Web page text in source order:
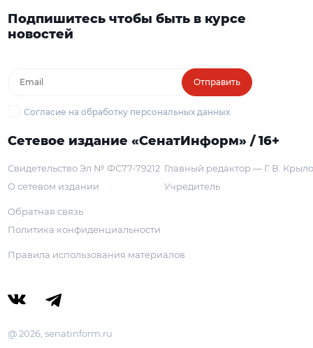
Подпишитесь чтобы быть в курсе
новостей
Отправить
Согласие на обработку персональных данных
Сетевое издание «СенатИнформ» / 16+
Свидетельство Эл № ФС77-79212
О сетевом издании
Главный редактор — Г. В.
Учредитель
Обратная связь
Политика конфиденциальности
Правила использования материалов
@ 2026, senatinform.ru